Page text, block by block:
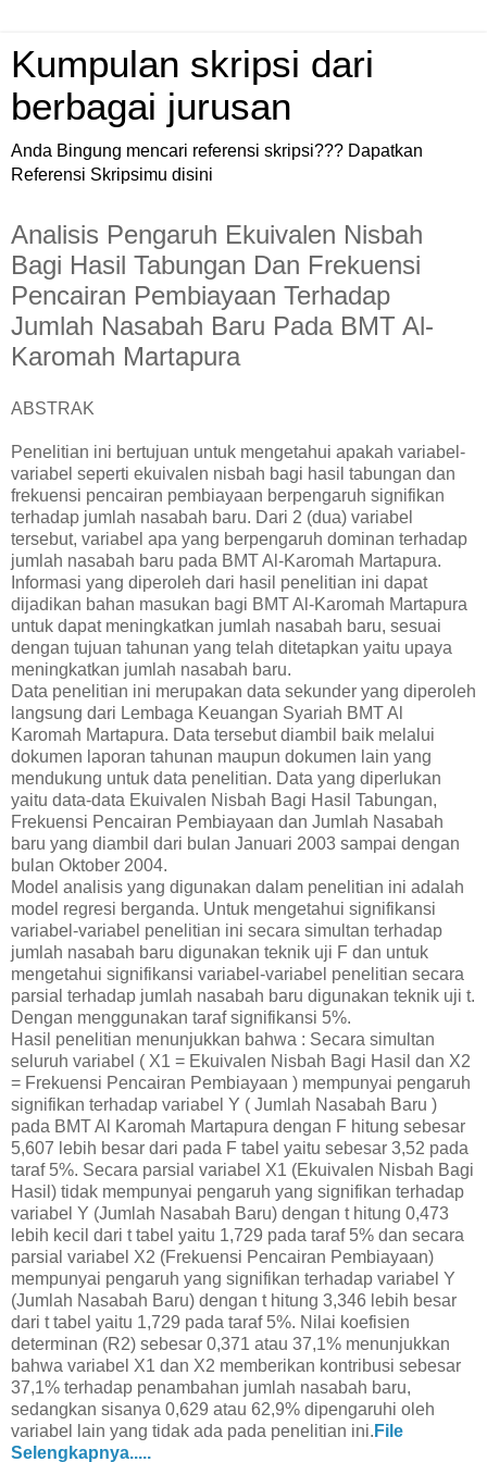
Kumpulan skripsi dari
berbagai jurusan
Anda Bingung mencari referensi skripsi??? Dapatkan
Referensi Skripsimu disini
Analisis Pengaruh Ekuivalen Nisbah
Bagi Hasil Tabungan Dan Frekuensi
Pencairan Pembiayaan Terhadap
Jumlah Nasabah Baru Pada BMT Al-
Karomah Martapura
ABSTRAK
Penelitian ini bertujuan untuk mengetahui apakah variabel-
variabel seperti ekuivalen nisbah bagi hasil tabungan dan
frekuensi pencairan pembiayaan berpengaruh signifikan
terhadap jumlah nasabah baru. Dari 2 (dua) variabel
tersebut, variabel apa yang berpengaruh dominan terhadap
jumlah nasabah baru pada BMT Al-Karomah Martapura.
Informasi yang diperoleh dari hasil penelitian ini dapat
dijadikan bahan masukan bagi BMT Al-Karomah Martapura
untuk dapat meningkatkan jumlah nasabah baru, sesuai
dengan tujuan tahunan yang telah ditetapkan yaitu upaya
meningkatkan jumlah nasabah baru.
Data penelitian ini merupakan data sekunder yang diperoleh
langsung dari Lembaga Keuangan Syariah BMT Al
Karomah Martapura. Data tersebut diambil baik melalui
dokumen laporan tahunan maupun dokumen lain yang
mendukung untuk data penelitian. Data yang diperlukan
yaitu data-data Ekuivalen Nisbah Bagi Hasil Tabungan,
Frekuensi Pencairan Pembiayaan dan Jumlah Nasabah
baru yang diambil dari bulan Januari 2003 sampai dengan
bulan Oktober 2004.
Model analisis yang digunakan dalam penelitian ini adalah
model regresi berganda. Untuk mengetahui signifikansi
variabel-variabel penelitian ini secara simultan terhadap
jumlah nasabah baru digunakan teknik uji F dan untuk
mengetahui signifikansi variabel-variabel penelitian secara
parsial terhadap jumlah nasabah baru digunakan teknik uji t.
Dengan menggunakan taraf signifikansi 5%.
Hasil penelitian menunjukkan bahwa : Secara simultan
seluruh variabel ( X1 = Ekuivalen Nisbah Bagi Hasil dan X2
= Frekuensi Pencairan Pembiayaan ) mempunyai pengaruh
signifikan terhadap variabel Y ( Jumlah Nasabah Baru )
pada BMT Al Karomah Martapura dengan F hitung sebesar
5,607 lebih besar dari pada F tabel yaitu sebesar 3,52 pada
taraf 5%. Secara parsial variabel X1 (Ekuivalen Nisbah Bagi
Hasil) tidak mempunyai pengaruh yang signifikan terhadap
variabel Y (Jumlah Nasabah Baru) dengan t hitung 0,473
lebih kecil dari t tabel yaitu 1,729 pada taraf 5% dan secara
parsial variabel X2 (Frekuensi Pencairan Pembiayaan)
mempunyai pengaruh yang signifikan terhadap variabel Y
(Jumlah Nasabah Baru) dengan t hitung 3,346 lebih besar
dari t tabel yaitu 1,729 pada taraf 5%. Nilai koefisien
determinan (R2) sebesar 0,371 atau 37,1% menunjukkan
bahwa variabel X1 dan X2 memberikan kontribusi sebesar
37,1% terhadap penambahan jumlah nasabah baru,
sedangkan sisanya 0,629 atau 62,9% dipengaruhi oleh
variabel lain yang tidak ada pada penelitian ini. File
Selengkapnya.....